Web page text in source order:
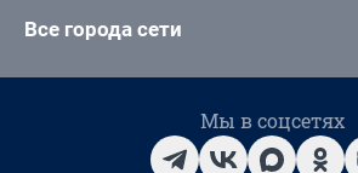
Все города сети
Мы в соцсетях